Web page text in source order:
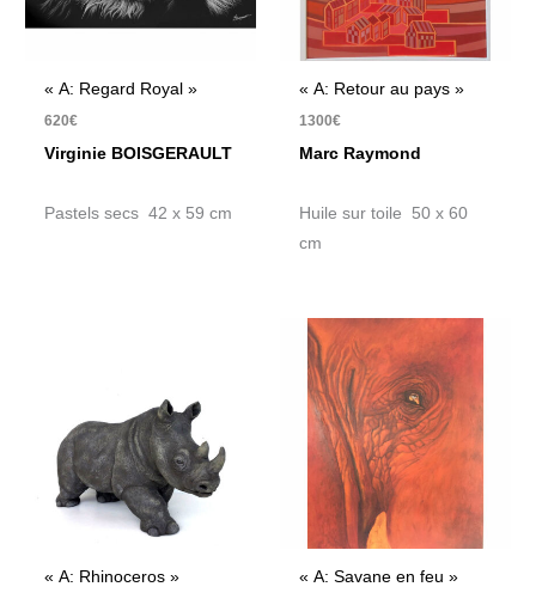
« A: Regard Royal »
620€
Virginie BOISGERAULT
Pastels secs 42 x 59 cm
« A: Retour au pays »
1300€
Marc Raymond
Huile sur toile 50 x 60
cm
« A: Rhinoceros » « A: Savane en feu »